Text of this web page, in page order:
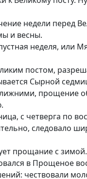
недели перед
и весны.
неделя, или
постом,
Сырной
прощение
с четверга по
следовало
прощание с зимой.
в Прощеное
чествовали